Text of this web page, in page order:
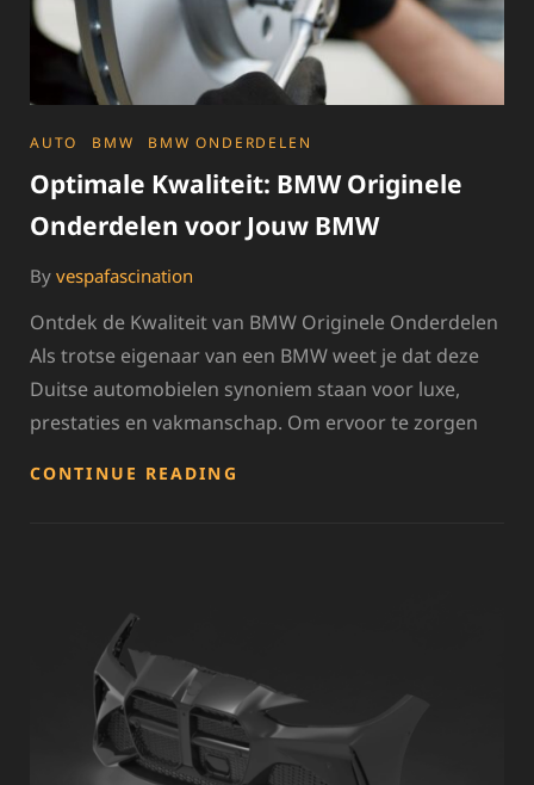
CATEGORIES
AUTO BMW BMW ONDERDELEN
Optimale Kwaliteit: BMW Originele
Onderdelen voor Jouw BMW
By vespafascination
Ontdek de Kwaliteit van BMW Originele Onderdelen
Als trotse eigenaar van een BMW weet je dat deze
Duitse automobielen synoniem staan voor luxe,
prestaties en vakmanschap. Om ervoor te zorgen
CONTINUE READING